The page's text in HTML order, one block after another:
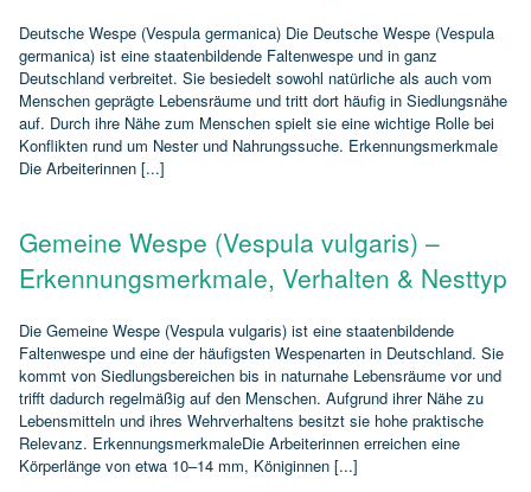
Deutsche Wespe (Vespula germanica) Die Deutsche Wespe (Vespula
germanica) ist eine staatenbildende Faltenwespe und in ganz
Deutschland verbreitet. Sie besiedelt sowohl natürliche als auch vom
Menschen geprägte Lebensräume und tritt dort häufig in Siedlungsnähe
auf. Durch ihre Nähe zum Menschen spielt sie eine wichtige Rolle bei
Konflikten rund um Nester und Nahrungssuche. Erkennungsmerkmale
Die Arbeiterinnen [...]
Gemeine Wespe (Vespula vulgaris) –
Erkennungsmerkmale, Verhalten & Nesttyp
Die Gemeine Wespe (Vespula vulgaris) ist eine staatenbildende
Faltenwespe und eine der häufigsten Wespenarten in Deutschland. Sie
kommt von Siedlungsbereichen bis in naturnahe Lebensräume vor und
trifft dadurch regelmäßig auf den Menschen. Aufgrund ihrer Nähe zu
Lebensmitteln und ihres Wehrverhaltens besitzt sie hohe praktische
Relevanz. ErkennungsmerkmaleDie Arbeiterinnen erreichen eine
Körperlänge von etwa 10–14 mm, Königinnen [...]